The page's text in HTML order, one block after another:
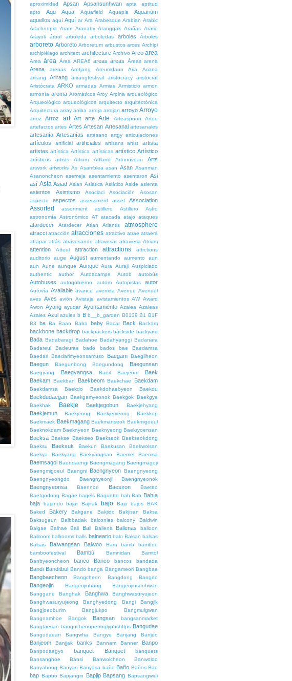
aproximidad Apsan Apsansunhwan apta
aptitud
apto
Aqu Aqua Aquafield Aquapia
Aquarium
aquellos aquí Aquí ar Ara Arabesque Arabian Arabic
Arachnopia
Aram Aranaby Aranggak Arañas Arario
Arayuk
árbol arboleda arboledas árboles Árboles
arboreto Arboreto Arboretum arbustos arces Archipi
archipiélago architect architecture Archivo Arco area
Area área Área AREA6 areas áreas Áreas arena
Arena arenas Aretjang Areumdaun Aria
Ariana
arirang
Arirang arirangfestival aristocracy
aristocrat
Aristócrata ARKO armadas Armiae Armisticio armon
armonía aroma Aromáticos Aroy Arpina arqueológico
Arqueológico arqueológicos arquitecto arquitectónica
Arquitectura array arriba arroja arrojan arroyo Arroyo
arroz Arroz art Art arte Arte Arteaspoon
Artee
artefactos artes Artes Artesan Artesanal artesanales
artesanía Artesanías artesano artgy articulaciones
artículos artificial artificiales artisans artist
artista
artistas artística Artística artísticas artístico Artístico
artísticos artists Artium Artland Artnouveau Arts
artwork artworks As Asamblea asan Asan Asanman
Asanoncheon asemeja asentamiento asentaron Asi
así Asia Asiad Asian Asiática Asiático Aside asienta
asientos Asimismo Asociaci Asociación
Asosan
aspecto
aspectos assessment asset Association
Assorted assortment astillero Astillero
Astro
astronomía
Astronómico AT atacada atajo ataques
atardecer Atardecer Atlan Atlantis atmosphere
atracci atracción atracciones atractivo atrae atraerá
atrapar atrás atravesando atravesar atraviesa Atrium
attention Atteul attraction attractions
attrctions
auditorio
auge August aumentando aumento
aun
aún
Aune aunque Aunque Aura Auraji Auspiciado
authentic
author Autoacampe Autob autobús
Autobuses autogobierno autom Autopistas autor
Autovía Available avance avenida Avenue Avenuel
aves Aves avión Avistaje avistamientos AW Award
Awon Ayang ayudar Ayuntamiento Azalea Azaleas
Azales Azul azules b B b__b_garden B0139 B1 B1F
B3
ba Ba Baan Baba baby Bacar Back Backam
backbone backdrop backpackers backside backyard
Bada Badabaragi Badahoe Badahyanggi Badanara
Badareul
Badeurae bado bados bae
Baedamsa
Baedari Baedarimyeonsamuso Baegam Baegilheon
Baegun Baegunbong Baegundong Baegunsan
Baegyang Baegyangsa Baeil Baejeom
Baek
Baekam Baekban Baekbeom Baekchae Baekdam
Baekdamsa Baekdo Baekdohaebyeon Baekdu
Baekdudaegan Baekgamyeonok Baekgok Baekgye
Baekhak
Baekje Baekjegobun Baekjehyang
Baekjemun Baekjeong Baekjeryeong
Baekkop
Baekmaek Baekmagang Baekmanseok Baekmigoeul
Baeknokdam Baeknyeon Baeknyeong Baekryoensan
Baeksa Baekse Baekseo Baekseok Baekseokdong
Baeksu
Baeksuk Baekun Baekusan
Baekwolsan
Baekya
Baekyang Baekyangsan Baemet Baemsa
Baemsagol Baendaengi Baengmagang Baengmagoji
Baengmigoeul Baengni Baengnyeon Baengnyeong
Baengnyeongdo
Baengnyeonji Baengnyeonok
Baengnyeonsa Baennori Baesiron
Baeteo
Baetgodong Bagae bagels Baguette bah Bah Bahía
baja
bajando bajar Bajirak bajo Bajo bajos
BAK
Baked
Bakery Bakgane Bakjido Bakjisan
Baksa
Baksugeun
Balbbadak balconies balcony
Baldwin
Balgae
Balhae Bali Ball Ballena Ballenas
balloon
Ballroom ballrooms balls balneario balo Balsan balsas
Balsas
Balwangsan Balwoo Bam bamb
bamboo
bamboofestival
Bambú Bamnidan
Bamtol
Banbyeoncheon
banco Banco bancos bandada
Bandi Banditbul Bando banga Bangameori Bangbae
Bangbaecheon Bangcheon Bangdong Bangeo
Bangeojin Bangeojinhang
Bangeojinsunhwan
Banggane
Banghak Banghwa
Banghwasuryujeon
Banghwasuryujeong
Banghyedong Bangi
Bangjik
Bangjoeoburim
Bangjukpo
Bangmulgwan
Bangnamhoe
Bangok Bangsan
bangsanmarket
Bangtaesan bangucheonpetroglyphshttps Bangudae
Bangudaean Bangwha Bangye Banjang Banjeo
Banjeom Banjjak banks Bannam Banner Banpo
Banpodaegyo banquet Banquet
banquets
Bansanghoe
Bansi Banwolcheon
Banwoldo
Banyabong Banyan Banyasa baño Baño Baños Bao
bap Bapbo Bapjangin Bapjip Bapsang Bapsangwiui